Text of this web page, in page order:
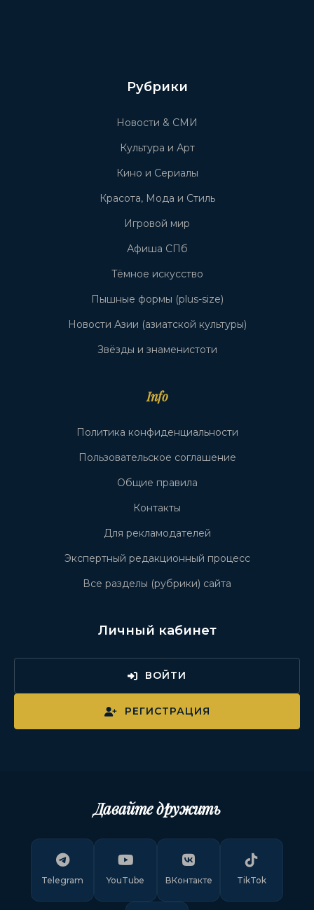
Рубрики
Новости & СМИ
Культура и Арт
Кино и Сериалы
Красота, Мода и Стиль
Игровой мир
Афиша СПб
Тёмное искусство
Пышные формы (plus-size)
Новости Азии (азиатской культуры)
Звёзды и знаменистоти
Info
Политика конфиденциальности
Пользовательское соглашение
Общие правила
Контакты
Для рекламодателей
Экспертный редакционный процесс
Все разделы (рубрики) сайта
Личный кабинет
ВОЙТИ
РЕГИСТРАЦИЯ
Давайте дружить
Telegram YouTube ВКонтакте TikTok